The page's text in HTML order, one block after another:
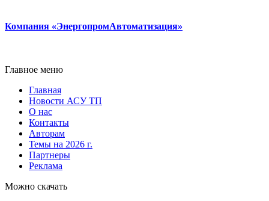
Компания «ЭнергопромАвтоматизация»
Главное меню
Главная
Новости АСУ ТП
О нас
Контакты
Авторам
Темы на 2026 г.
Партнеры
Реклама
Можно скачать